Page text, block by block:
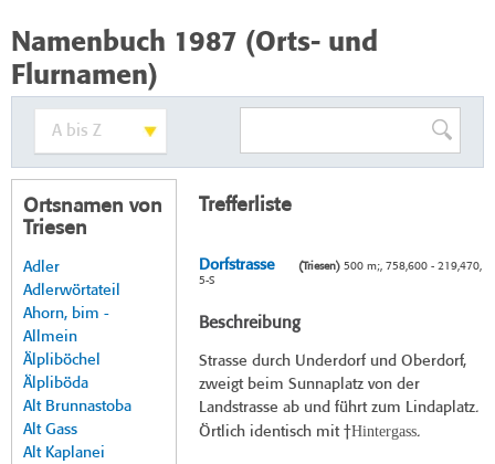
Namenbuch 1987 (Orts- und
Flurnamen)
Ortsnamen von
Triesen
Adler
Adlerwörtateil
Ahorn, bim -
Allmein
Älpliböchel
Älpliböda
Alt Brunnastoba
Alt Gass
Alt Kaplanei
Trefferliste
Dorfstrasse (Triesen)500 m;, 758,600 - 219,470,
5-S
Beschreibung
Strasse durch Underdorf und Oberdorf,
zweigt beim Sunnaplatz von der
Landstrasse ab und führt zum Lindaplatz.
Örtlich identisch mit †Hintergass.